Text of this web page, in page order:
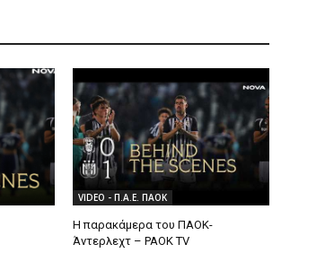
VIDEO - Π.Α.Ε. ΠΑΟΚ
Η παρακάμερα του ΠΑΟK-
Άντερλεχτ – PAOK TV